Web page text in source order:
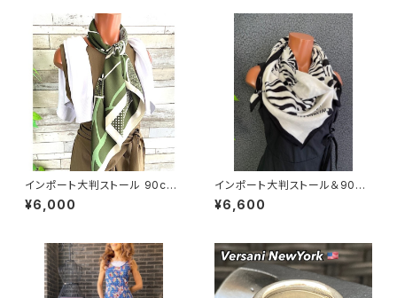
インポート大判ストール 90cm
大判スクエア Silk Feeling お
しゃれスカーフ/グリーン
¥6,000
インポート大判ストール＆90c
mスクエア モノトーンスカーフ
｜ホワイト＆ブラック馬ホース
¥6,600